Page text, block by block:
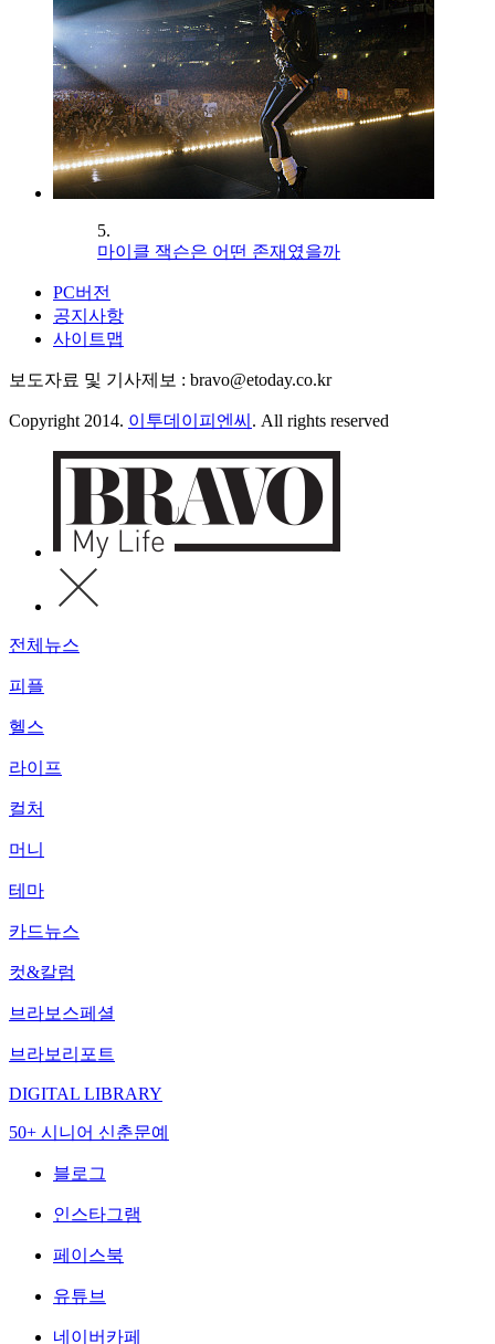
5.
마이클 잭슨은 어떤 존재였을까
PC버전
공지사항
사이트맵
보도자료 및 기사제보 : bravo@etoday.co.kr
Copyright 2014. 이투데이피엔씨 . All rights reserved
전체뉴스
피플
헬스
라이프
컬처
머니
테마
카드뉴스
컷&칼럼
브라보스페셜
브라보리포트
DIGITAL LIBRARY
50+ 시니어 신춘문예
블로그
인스타그램
페이스북
유튜브
네이버카페